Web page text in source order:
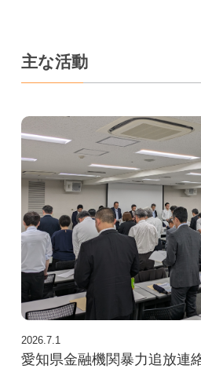
リンク集
金融リテラシー
出張講座
セミナー報告
金融防犯防災
金融防犯・防災
金融機関防犯対策協議会
暴力追放連絡協議会
主な活動
2026.7.1
愛知県金融機関暴力追放連